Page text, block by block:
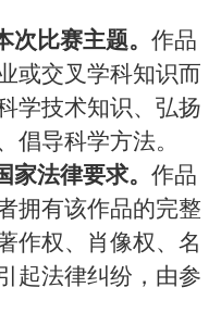
次比赛主题。 作品
或交叉学科知识而
学技术知识、弘扬
倡导科学方法。
家法律要求。 作品
拥有该作品的完整
作权、肖像权、名
起法律纠纷，由参